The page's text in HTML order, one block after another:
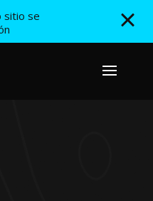
sitio se